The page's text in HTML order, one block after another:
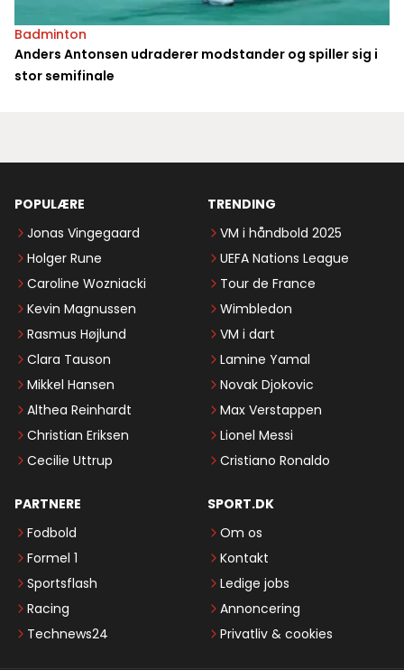
Badminton
Anders Antonsen udraderer modstander og spiller sig i
stor semifinale
POPULÆRE
Jonas Vingegaard
Holger Rune
Caroline Wozniacki
Kevin Magnussen
Rasmus Højlund
Clara Tauson
Mikkel Hansen
Althea Reinhardt
Christian Eriksen
Cecilie Uttrup
TRENDING
VM i håndbold 2025
UEFA Nations League
Tour de France
Wimbledon
VM i dart
Lamine Yamal
Novak Djokovic
Max Verstappen
Lionel Messi
Cristiano Ronaldo
PARTNERE
Fodbold
Formel 1
Sportsflash
Racing
Technews24
SPORT.DK
Om os
Kontakt
Ledige jobs
Annoncering
Privatliv & cookies